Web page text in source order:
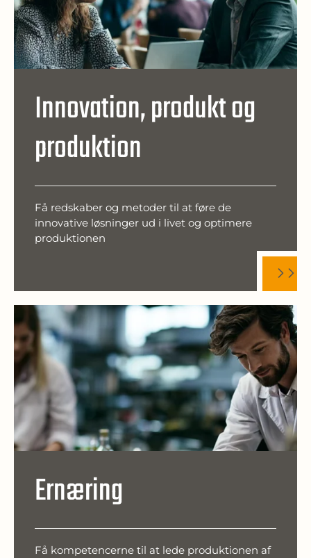
Innovation, produkt og
produktion
Få redskaber og metoder til at føre de
innovative løsninger ud i livet og optimere
produktionen
Ernæring
Få kompetencerne til at lede produktionen af